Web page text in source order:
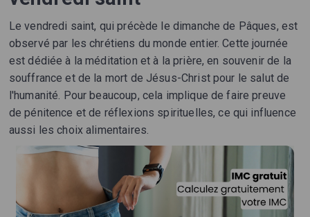
Le vendredi saint, qui précède le dimanche de Pâques, est
observé par les chrétiens du monde entier. Cette journée
est dédiée à la méditation et à la prière, en souvenir de la
souffrance et de la mort de Jésus-Christ pour le salut de
l'humanité. Pour beaucoup, cela implique de faire preuve
de pénitence et de réflexions spirituelles, ce qui influence
aussi les choix alimentaires.